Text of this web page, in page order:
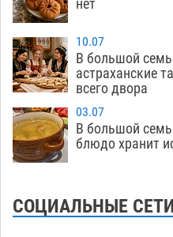
осудили выходку
Никольской
18:00
Завтра
экстремальной
17:09
Астраханский
плодородию
16:24
Игорь Редькин
нет
10.07
В большой
астраханские
всего двора
03.07
В большой
блюдо хранит
СОЦИАЛЬНЫЕ